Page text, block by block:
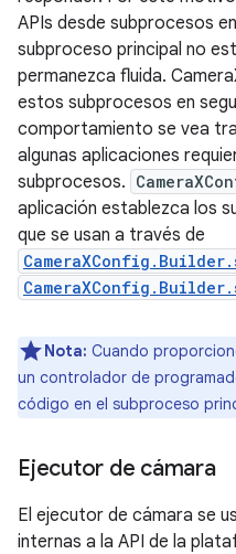
APIs desde subprocesos
subproceso principal no
permanezca fluida.
estos subprocesos en
comportamiento se vea
algunas aplicaciones
subprocesos.
aplicación establezca los
que se usan a través de
Nota: Cuando
un controlador de
código en el subproceso
Ejecutor de cámara
El ejecutor de cámara se
internas a la API de la